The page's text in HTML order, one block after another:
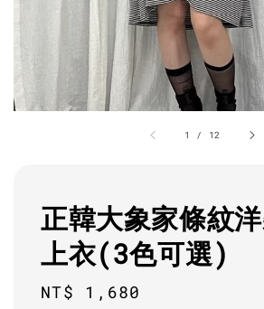
1 / 12
正韓大象家條紋
上衣(3色可選)
Regular
NT$ 1,680